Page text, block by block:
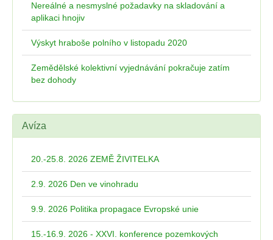
Nereálné a nesmyslné požadavky na skladování a
aplikaci hnojiv
Výskyt hraboše polního v listopadu 2020
Zemědělské kolektivní vyjednávání pokračuje zatím
bez dohody
Avíza
20.-25.8. 2026 ZEMĚ ŽIVITELKA
2.9. 2026 Den ve vinohradu
9.9. 2026 Politika propagace Evropské unie
15.-16.9. 2026 - XXVI. konference pozemkových